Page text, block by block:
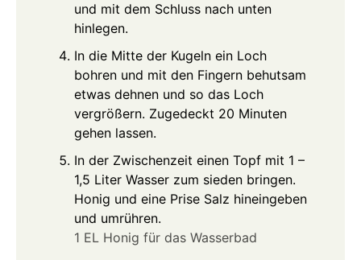
und mit dem Schluss nach unten
hinlegen.
In die Mitte der Kugeln ein Loch
bohren und mit den Fingern behutsam
etwas dehnen und so das Loch
vergrößern. Zugedeckt 20 Minuten
gehen lassen.
In der Zwischenzeit einen Topf mit 1 –
1,5 Liter Wasser zum sieden bringen.
Honig und eine Prise Salz hineingeben
und umrühren.
1 EL Honig für das Wasserbad